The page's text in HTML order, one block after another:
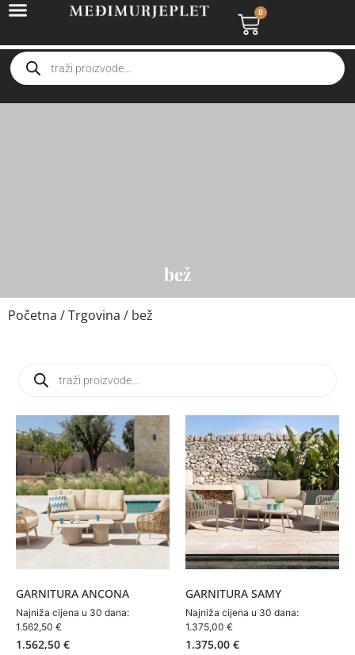
0
bež
Početna /Trgovina / bež
GARNITURA ANCONA
Najniža cijena u 30 dana:
1.562,50 €
1.562,50 €
GARNITURA SAMY
Najniža cijena u 30 dana:
1.375,00 €
1.375,00 €